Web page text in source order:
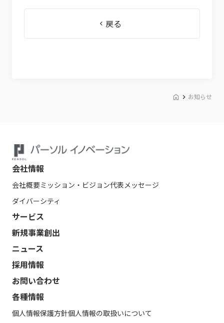
戻る
お知らせ
会社情報
会社概要ミッション・ビジョン代表メッセージ
ダイバーシティ
サービス
新規事業創出
ニュース
採用情報
お問い合わせ
各種情報
個人情報保護方針個人情報の取扱いについて